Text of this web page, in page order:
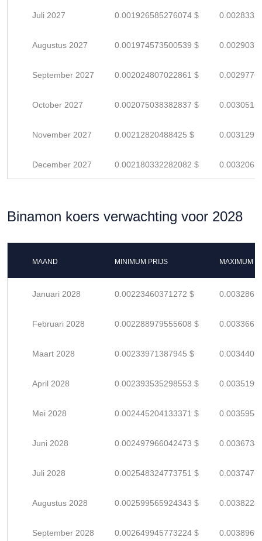
Juli 2027 0.001926585276074 $
Augustus 2027 0.001974573500539 $
September 2027 0.002024807022861 $
October 2027 0.002075038382837 $
November 2027 0.00212820488425 $
December 2027 0.002180332282082 $
Binamon koers verwachting voor 2028
MAAND MINIMUM PRIJS MAXIMUM
Januari 2028 0.00223460371272 $
Februari 2028 0.002288979555608 $
Maart 2028 0.00233971387945 $
April 2028 0.002393535298553 $
Mei 2028 0.002445204133371 $
Juni 2028 0.002497966042473 $
Juli 2028 0.002548324773751 $
Augustus 2028 0.002599565924343 $
September 2028 0.002649945773224 $